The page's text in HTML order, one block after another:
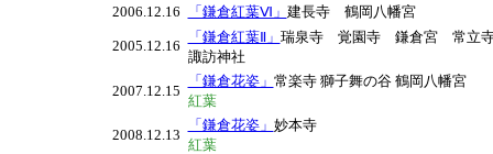
2006.12.16
「鎌倉紅葉Ⅵ」 建長寺 鶴岡八幡宮
2005.12.16
「鎌倉紅葉Ⅱ」 瑞泉寺 覚園寺 鎌倉宮 常立
諏訪神社
2007.12.15
「鎌倉花姿」 常楽寺 獅子舞の谷 鶴岡八幡宮
紅葉
2008.12.13
「鎌倉花姿」 妙本寺
紅葉